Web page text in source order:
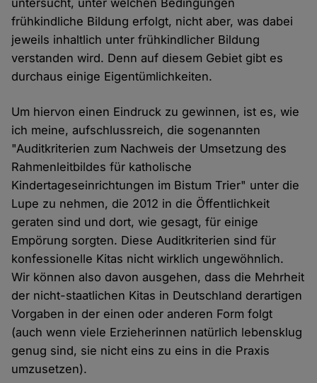
untersucht, unter welchen Bedingungen
frühkindliche Bildung erfolgt, nicht aber, was dabei
jeweils inhaltlich unter frühkindlicher Bildung
verstanden wird. Denn auf diesem Gebiet gibt es
durchaus einige Eigentümlichkeiten.
Um hiervon einen Eindruck zu gewinnen, ist es, wie
ich meine, aufschlussreich, die sogenannten
"Auditkriterien zum Nachweis der Umsetzung des
Rahmenleitbildes für katholische
Kindertageseinrichtungen im Bistum Trier" unter die
Lupe zu nehmen, die 2012 in die Öffentlichkeit
geraten sind und dort, wie gesagt, für einige
Empörung sorgten. Diese Auditkriterien sind für
konfessionelle Kitas nicht wirklich ungewöhnlich.
Wir können also davon ausgehen, dass die Mehrheit
der nicht-staatlichen Kitas in Deutschland derartigen
Vorgaben in der einen oder anderen Form folgt
(auch wenn viele Erzieherinnen natürlich lebensklug
genug sind, sie nicht eins zu eins in die Praxis
umzusetzen).